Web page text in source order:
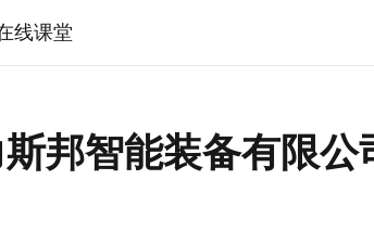
线课堂
邦智能装备有限公